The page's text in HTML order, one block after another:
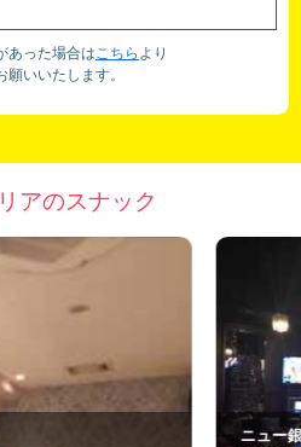
あった場合はこちら より
願いいたします。
アのスナック